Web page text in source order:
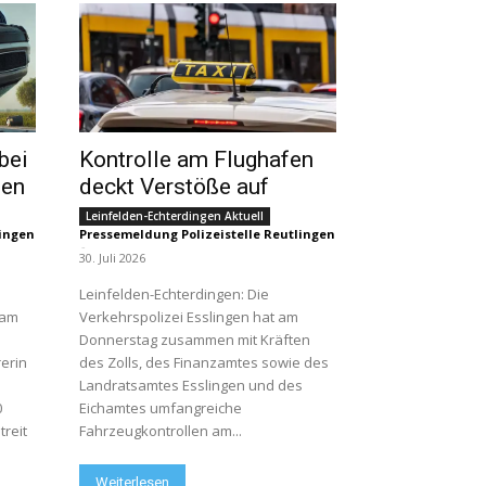
Kontrolle am Flughafen
deckt Verstöße auf
Leinfelden-Echterdingen Aktuell
Pressemeldung Polizeistelle Reutlingen
-
30. Juli 2026
Leinfelden-Echterdingen: Die
Verkehrspolizei Esslingen hat am
Donnerstag zusammen mit Kräften
des Zolls, des Finanzamtes sowie des
Landratsamtes Esslingen und des
Eichamtes umfangreiche
Fahrzeugkontrollen am...
Weiterlesen